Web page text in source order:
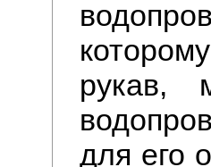
рукав,
для его